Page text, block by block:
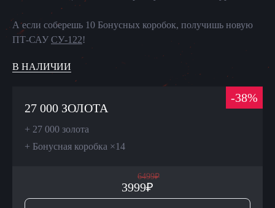
А если соберешь 10 Бонусных коробок, получишь новую
ПТ-САУ СУ-122!
В НАЛИЧИИ
-38%
27 000 ЗОЛОТА
+ 27 000 золота
+ Бонусная коробка ×14
3999₽
6499₽